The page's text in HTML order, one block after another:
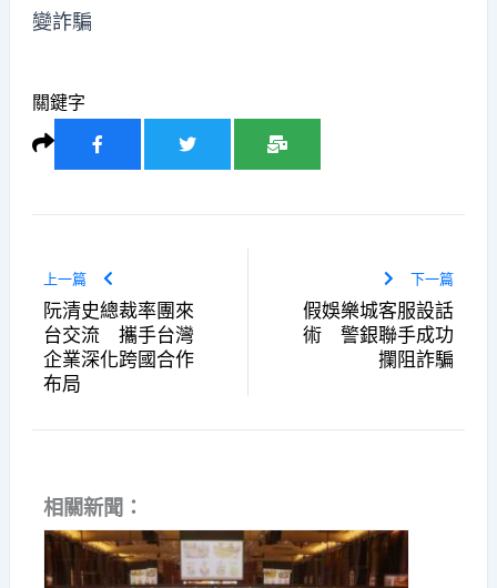
變詐騙
關鍵字
上一篇
阮清史總裁率團來
台交流 攜手台灣
企業深化跨國合作
布局
下一篇
假娛樂城客服設話
術 警銀聯手成功
攔阻詐騙
相關新聞：